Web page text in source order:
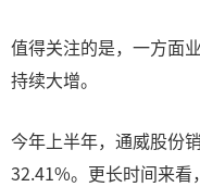
值得关注的是，一方面
持续大增。
今年上半年，通威股份
32.41%。更长时间来